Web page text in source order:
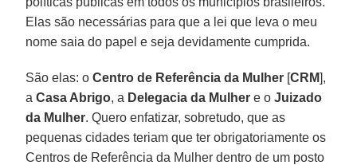
Elas são necessárias para que a lei que leva o meu
nome saia do papel e seja devidamente cumprida.
São elas: oCentro de Referência da Mulher [CRM],
aCasa Abrigo, a Delegacia da Mulher e oJuizado
da Mulher. Quero enfatizar, sobretudo, que as
pequenas cidades teriam que ter obrigatoriamente os
Centros de Referência da Mulher dentro de um posto